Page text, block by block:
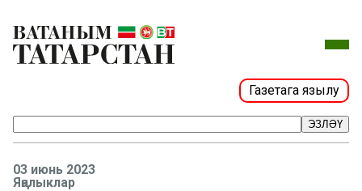
Газетага язылу
ЭЗЛӘҮ
03 июнь 2023
Яңалыклар